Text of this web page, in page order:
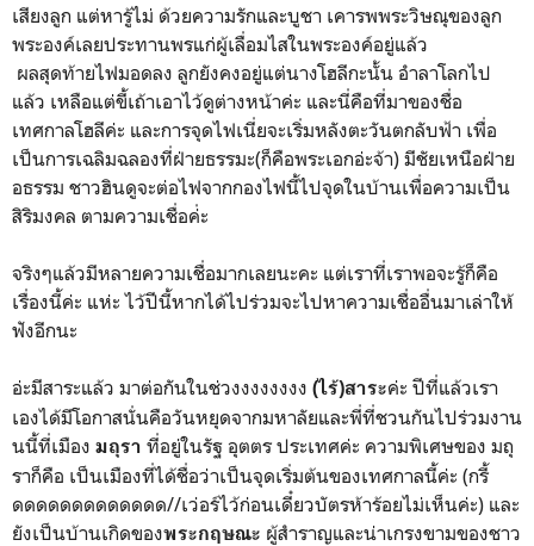
เสียงลูก แต่หารู้ไม่ ด้วยความรักและบูชา เคารพพระวิษณุของลูก
พระองค์เลยประทานพรแก่ผู้เลื่อมไสในพระองค์อยู่แล้ว
ผลสุดท้ายไฟมอดลง ลูกยังคงอยู่แต่นางโฮลีกะนั้น อำลาโลกไป
แล้ว เหลือแต่ขี้เถ้าเอาไว้ดูต่างหน้าค่ะ และนี่คือที่มาของชื่อ
เทศกาลโฮลีค่ะ และการจุดไฟเนี่ยจะเริ่มหลังตะวันตกลับฟ้า เพื่อ
เป็นการเฉลิมฉลองที่ฝ่ายธรรมะ(ก็คือพระเอกอ่ะจ้า) มีชัยเหนือฝ่าย
อธรรม ชาวฮินดูจะต่อไฟจากกองไฟนี้ไปจุดในบ้านเพื่อความเป็น
สิริมงคล ตามความเชื่อค่่ะ
จริงๆแล้วมีหลายความเชื่อมากเลยนะคะ แต่เราที่เราพอจะรู้ก็คือ
เรื่องนี้ค่ะ แห่ะ ไว้ปีนี้หากได้ไปร่วมจะไปหาความเชื่ออื่นมาเล่าให้
ฟังอีกนะ
อ่ะมีสาระแล้ว มาต่อกันในช่วงงงงงงงง (ไร้)สาระค่ะ ปีที่แล้วเรา
เองได้มีโอกาสนั่นคือวันหยุดจากมหาลัยและพี่ที่ชวนกันไปร่วมงาน
นนี้ที่เมือง มถุรา ที่อยู่ในรัฐ อุตตร ประเทศค่ะ ความพิเศษของ มถุ
ราก็คือ เป็นเมืองที่ได้ชื่อว่าเป็นจุดเริ่มต้นของเทศกาลนี้ค่ะ (กรี้
ดดดดดดดดดดดดด//เว่อร์ไว้ก่อนเดี๋ยวบัตรห้าร้อยไม่เห็นค่ะ) และ
ยังเป็นบ้านเกิดของพระกฤษณะ ผู้สำราญและน่าเกรงขามของชาว